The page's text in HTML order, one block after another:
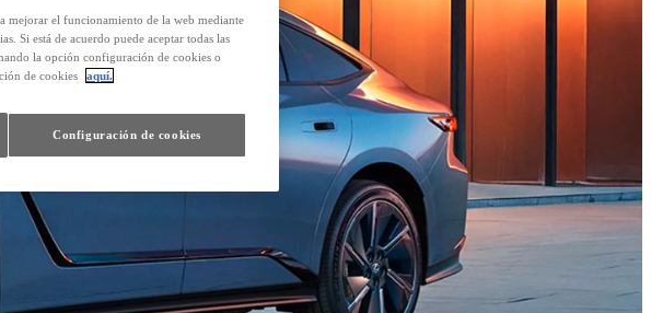
mejorar el funcionamiento de la web mediante
Si está de acuerdo puede aceptar todas las
la opción configuración de cookies o
de cookies
aquí.
Configuración de cookies